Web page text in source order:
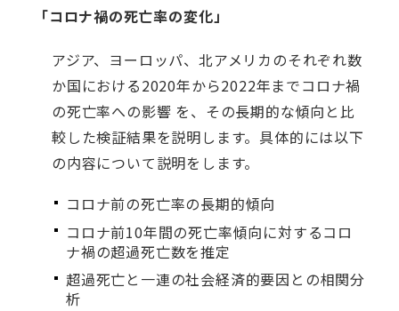
「コロナ禍の死亡率の変化」
アジア、ヨーロッパ、北アメリカのそれぞれ数
か国における2020年から2022年までコロナ禍
の死亡率への影響 を、その長期的な傾向と比
較した検証結果を説明します。具体的には以下
の内容について説明をします。
コロナ前の死亡率の長期的傾向
コロナ前10年間の死亡率傾向に対するコロ
ナ禍の超過死亡数を推定
超過死亡と一連の社会経済的要因との相関分
析